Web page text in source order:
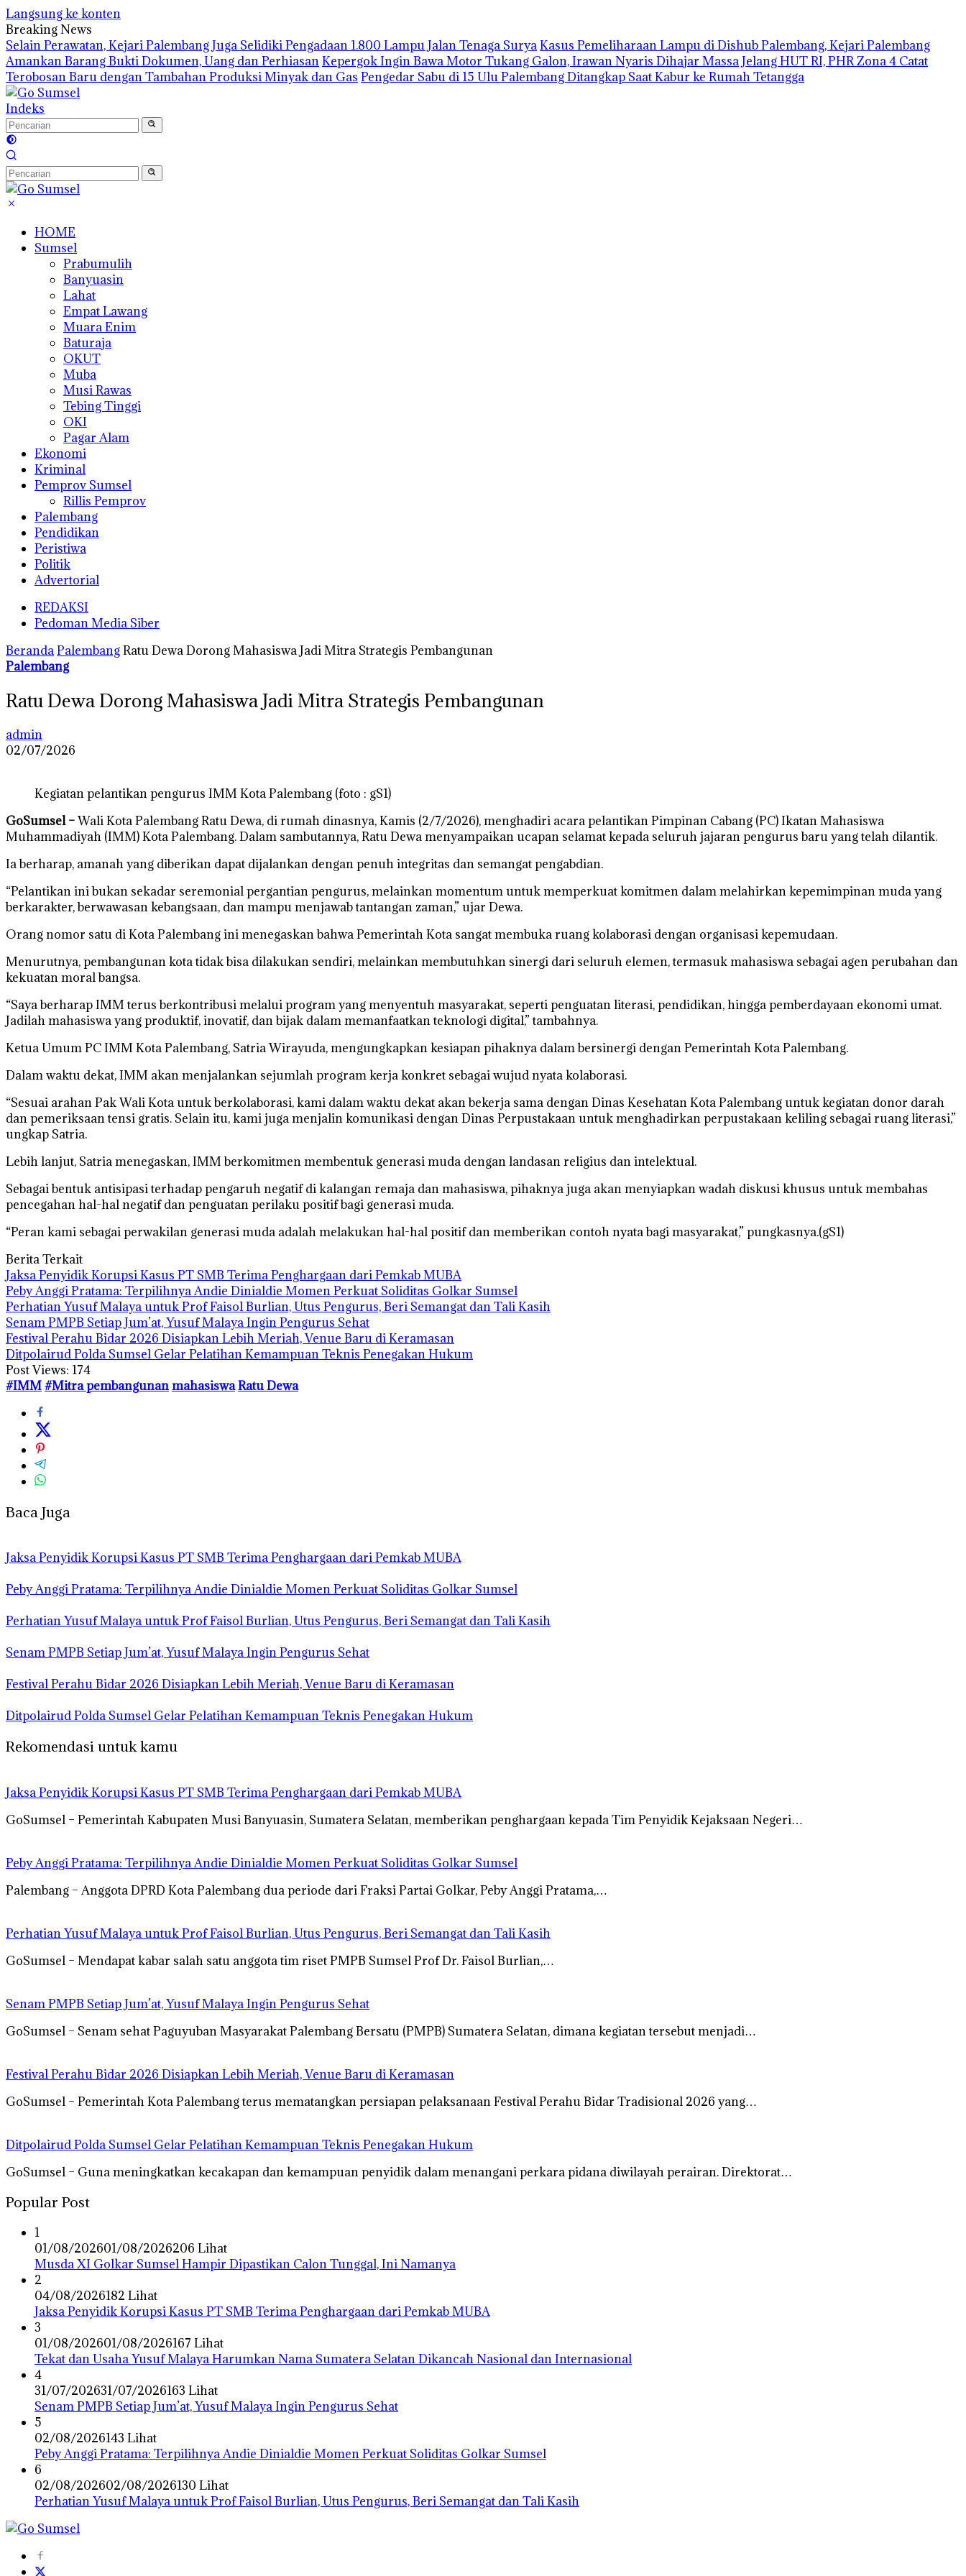
Langsung ke konten
Breaking News
Selain Perawatan, Kejari Palembang Juga Selidiki Pengadaan 1.800 Lampu Jalan Tenaga SuryaKasus Pemeliharaan Lampu di Dishub Palembang, Kejari Palembang
Amankan Barang Bukti Dokumen, Uang dan PerhiasanKepergok Ingin Bawa Motor Tukang Galon, Irawan Nyaris Dihajar MassaJelang HUT RI, PHR Zona 4 Catat
Terobosan Baru dengan Tambahan Produksi Minyak dan Gas Pengedar Sabu di 15 Ulu Palembang Ditangkap Saat Kabur ke Rumah Tetangga
Indeks
HOME
Sumsel
Prabumulih
Banyuasin
Lahat
Empat Lawang
Muara Enim
Baturaja
OKUT
Muba
Musi Rawas
Tebing Tinggi
OKI
Pagar Alam
Ekonomi
Kriminal
Pemprov Sumsel
Rillis Pemprov
Palembang
Pendidikan
Peristiwa
Politik
Advertorial
REDAKSI
Pedoman Media Siber
BerandaPalembangRatu Dewa Dorong Mahasiswa Jadi Mitra Strategis Pembangunan
Palembang
Ratu Dewa Dorong Mahasiswa Jadi Mitra Strategis Pembangunan
admin
02/07/2026
Kegiatan pelantikan pengurus IMM Kota Palembang (foto : gS1)
GoSumsel –Wali Kota Palembang Ratu Dewa, di rumah dinasnya, Kamis (2/7/2026), menghadiri acara pelantikan Pimpinan Cabang (PC) Ikatan Mahasiswa
Muhammadiyah (IMM) Kota Palembang. Dalam sambutannya, Ratu Dewa menyampaikan ucapan selamat kepada seluruh jajaran pengurus baru yang telah dilantik.
Ia berharap, amanah yang diberikan dapat dijalankan dengan penuh integritas dan semangat pengabdian.
“Pelantikan ini bukan sekadar seremonial pergantian pengurus, melainkan momentum untuk memperkuat komitmen dalam melahirkan kepemimpinan muda yang
berkarakter, berwawasan kebangsaan, dan mampu menjawab tantangan zaman,” ujar Dewa.
Orang nomor satu di Kota Palembang ini menegaskan bahwa Pemerintah Kota sangat membuka ruang kolaborasi dengan organisasi kepemudaan.
Menurutnya, pembangunan kota tidak bisa dilakukan sendiri, melainkan membutuhkan sinergi dari seluruh elemen, termasuk mahasiswa sebagai agen perubahan dan
kekuatan moral bangsa.
“Saya berharap IMM terus berkontribusi melalui program yang menyentuh masyarakat, seperti penguatan literasi, pendidikan, hingga pemberdayaan ekonomi umat.
Jadilah mahasiswa yang produktif, inovatif, dan bijak dalam memanfaatkan teknologi digital,” tambahnya.
Ketua Umum PC IMM Kota Palembang, Satria Wirayuda, mengungkapkan kesiapan pihaknya dalam bersinergi dengan Pemerintah Kota Palembang.
Dalam waktu dekat, IMM akan menjalankan sejumlah program kerja konkret sebagai wujud nyata kolaborasi.
“Sesuai arahan Pak Wali Kota untuk berkolaborasi, kami dalam waktu dekat akan bekerja sama dengan Dinas Kesehatan Kota Palembang untuk kegiatan donor darah
dan pemeriksaan tensi gratis. Selain itu, kami juga menjalin komunikasi dengan Dinas Perpustakaan untuk menghadirkan perpustakaan keliling sebagai ruang literasi,”
ungkap Satria.
Lebih lanjut, Satria menegaskan, IMM berkomitmen membentuk generasi muda dengan landasan religius dan intelektual.
Sebagai bentuk antisipasi terhadap pengaruh negatif di kalangan remaja dan mahasiswa, pihaknya juga akan menyiapkan wadah diskusi khusus untuk membahas
pencegahan hal-hal negatif dan penguatan perilaku positif bagi generasi muda.
“Peran kami sebagai perwakilan generasi muda adalah melakukan hal-hal positif dan memberikan contoh nyata bagi masyarakat,” pungkasnya.(gS1)
Berita Terkait
Jaksa Penyidik Korupsi Kasus PT SMB Terima Penghargaan dari Pemkab MUBA
Peby Anggi Pratama: Terpilihnya Andie Dinialdie Momen Perkuat Soliditas Golkar Sumsel
Perhatian Yusuf Malaya untuk Prof Faisol Burlian, Utus Pengurus, Beri Semangat dan Tali Kasih
Senam PMPB Setiap Jum’at, Yusuf Malaya Ingin Pengurus Sehat
Festival Perahu Bidar 2026 Disiapkan Lebih Meriah, Venue Baru di Keramasan
Ditpolairud Polda Sumsel Gelar Pelatihan Kemampuan Teknis Penegakan Hukum
Post Views: 174
#IMM#Mitra pembangunanmahasiswaRatu Dewa
Baca Juga
Jaksa Penyidik Korupsi Kasus PT SMB Terima Penghargaan dari Pemkab MUBA
Peby Anggi Pratama: Terpilihnya Andie Dinialdie Momen Perkuat Soliditas Golkar Sumsel
Perhatian Yusuf Malaya untuk Prof Faisol Burlian, Utus Pengurus, Beri Semangat dan Tali Kasih
Senam PMPB Setiap Jum’at, Yusuf Malaya Ingin Pengurus Sehat
Festival Perahu Bidar 2026 Disiapkan Lebih Meriah, Venue Baru di Keramasan
Ditpolairud Polda Sumsel Gelar Pelatihan Kemampuan Teknis Penegakan Hukum
Rekomendasi untuk kamu
Jaksa Penyidik Korupsi Kasus PT SMB Terima Penghargaan dari Pemkab MUBA
GoSumsel – Pemerintah Kabupaten Musi Banyuasin, Sumatera Selatan, memberikan penghargaan kepada Tim Penyidik Kejaksaan Negeri…
Peby Anggi Pratama: Terpilihnya Andie Dinialdie Momen Perkuat Soliditas Golkar Sumsel
Palembang – Anggota DPRD Kota Palembang dua periode dari Fraksi Partai Golkar, Peby Anggi Pratama,…
Perhatian Yusuf Malaya untuk Prof Faisol Burlian, Utus Pengurus, Beri Semangat dan Tali Kasih
GoSumsel – Mendapat kabar salah satu anggota tim riset PMPB Sumsel Prof Dr. Faisol Burlian,…
Senam PMPB Setiap Jum’at, Yusuf Malaya Ingin Pengurus Sehat
GoSumsel – Senam sehat Paguyuban Masyarakat Palembang Bersatu (PMPB) Sumatera Selatan, dimana kegiatan tersebut menjadi…
Festival Perahu Bidar 2026 Disiapkan Lebih Meriah, Venue Baru di Keramasan
GoSumsel – Pemerintah Kota Palembang terus mematangkan persiapan pelaksanaan Festival Perahu Bidar Tradisional 2026 yang…
Ditpolairud Polda Sumsel Gelar Pelatihan Kemampuan Teknis Penegakan Hukum
GoSumsel – Guna meningkatkan kecakapan dan kemampuan penyidik dalam menangani perkara pidana diwilayah perairan. Direktorat…
Popular Post
1
01/08/202601/08/2026206 Lihat
Musda XI Golkar Sumsel Hampir Dipastikan Calon Tunggal, Ini Namanya
2
04/08/2026182 Lihat
Jaksa Penyidik Korupsi Kasus PT SMB Terima Penghargaan dari Pemkab MUBA
3
01/08/202601/08/2026167 Lihat
Tekat dan Usaha Yusuf Malaya Harumkan Nama Sumatera Selatan Dikancah Nasional dan Internasional
4
31/07/202631/07/2026163 Lihat
Senam PMPB Setiap Jum’at, Yusuf Malaya Ingin Pengurus Sehat
5
02/08/2026143 Lihat
Peby Anggi Pratama: Terpilihnya Andie Dinialdie Momen Perkuat Soliditas Golkar Sumsel
6
02/08/202602/08/2026130 Lihat
Perhatian Yusuf Malaya untuk Prof Faisol Burlian, Utus Pengurus, Beri Semangat dan Tali Kasih